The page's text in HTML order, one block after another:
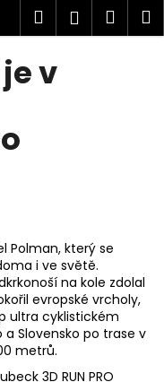
Hledat
v
Polman, který se
i ve světě.
na kole zdolal
evropské vrcholy,
ultra cyklistickém
a Slovensko po trase v
metrů.